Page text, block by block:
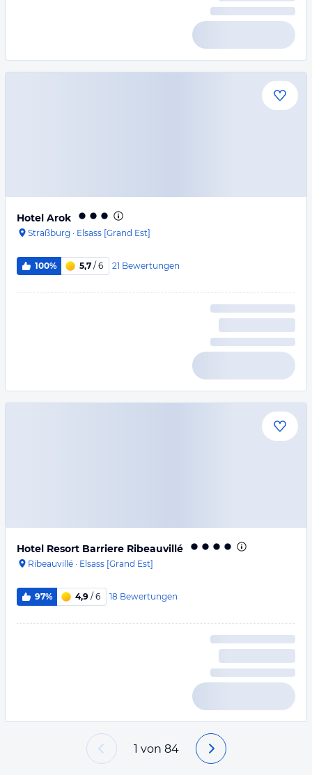
Hotel Arok
Straßburg · Elsass [Grand Est]
100% 5,7 / 6 21 Bewertungen
Hotel Resort Barriere Ribeauvillé
Ribeauvillé · Elsass [Grand Est]
97% 4,9 / 6 18 Bewertungen
1 von 84